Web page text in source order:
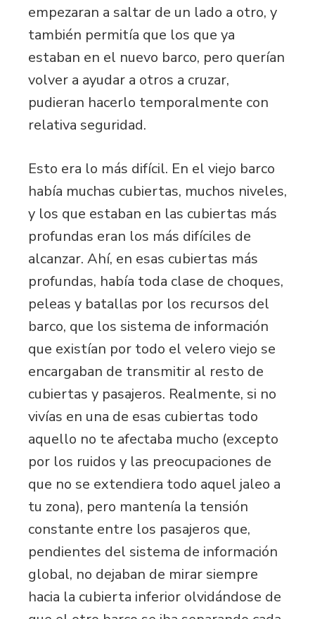
empezaran a saltar de un lado a otro, y
también permitía que los que ya
estaban en el nuevo barco, pero querían
volver a ayudar a otros a cruzar,
pudieran hacerlo temporalmente con
relativa seguridad.
Esto era lo más difícil. En el viejo barco
había muchas cubiertas, muchos niveles,
y los que estaban en las cubiertas más
profundas eran los más difíciles de
alcanzar. Ahí, en esas cubiertas más
profundas, había toda clase de choques,
peleas y batallas por los recursos del
barco, que los sistema de información
que existían por todo el velero viejo se
encargaban de transmitir al resto de
cubiertas y pasajeros. Realmente, si no
vivías en una de esas cubiertas todo
aquello no te afectaba mucho (excepto
por los ruidos y las preocupaciones de
que no se extendiera todo aquel jaleo a
tu zona), pero mantenía la tensión
constante entre los pasajeros que,
pendientes del sistema de información
global, no dejaban de mirar siempre
hacia la cubierta inferior olvidándose de